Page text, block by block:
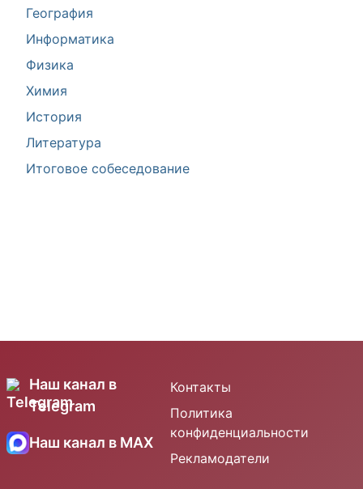
География
Информатика
Физика
Химия
История
Литература
Итоговое собеседование
Наш канал в
Telegram
Наш канал в MAX
Контакты
Политика
конфиденциальности
Рекламодатели